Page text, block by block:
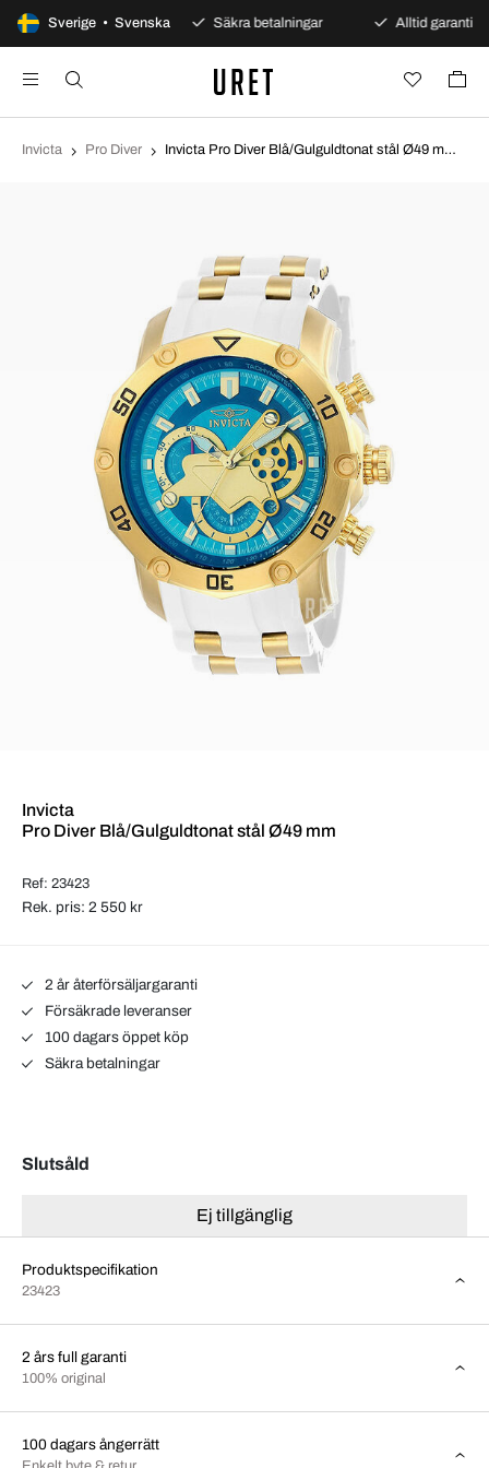
Sverige • Svenska
100 dagars öppet köp Säkra betalningar Alltid garanti
Invicta Pro Diver Invicta Pro Diver Blå/Gulguldtonat stål Ø49 mm 23423
Invicta
Pro Diver Blå/Gulguldtonat stål Ø49 mm
Ref: 23423
Rek. pris: 2 550 kr
2 år återförsäljargaranti
Försäkrade leveranser
100 dagars öppet köp
Säkra betalningar
Slutsåld
Ej tillgänglig
Produktspecifikation
23423
2 års full garanti
100% original
100 dagars ångerrätt